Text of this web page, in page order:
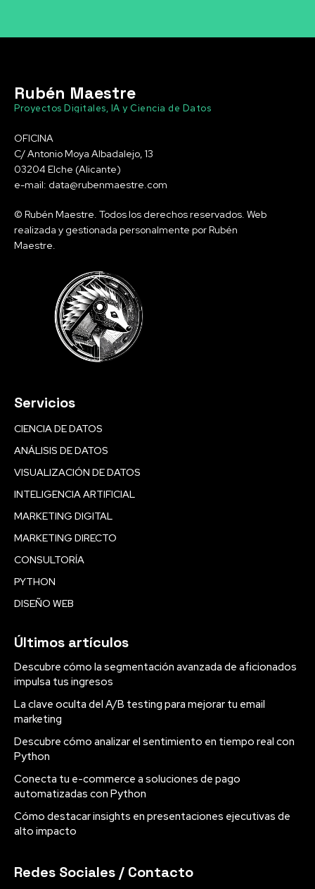
Rubén Maestre
Proyectos Digitales, IA y Ciencia de Datos
OFICINA
C/ Antonio Moya Albadalejo, 13
03204 Elche (Alicante)
e-mail: data@rubenmaestre.com
© Rubén Maestre. Todos los derechos reservados. Web
realizada y gestionada personalmente por Rubén
Maestre.
Servicios
CIENCIA DE DATOS
ANÁLISIS DE DATOS
VISUALIZACIÓN DE DATOS
INTELIGENCIA ARTIFICIAL
MARKETING DIGITAL
MARKETING DIRECTO
CONSULTORÍA
PYTHON
DISEÑO WEB
Últimos artículos
Descubre cómo la segmentación avanzada de aficionados
impulsa tus ingresos
La clave oculta del A/B testing para mejorar tu email
marketing
Descubre cómo analizar el sentimiento en tiempo real con
Python
Conecta tu e-commerce a soluciones de pago
automatizadas con Python
Cómo destacar insights en presentaciones ejecutivas de
alto impacto
Redes Sociales / Contacto